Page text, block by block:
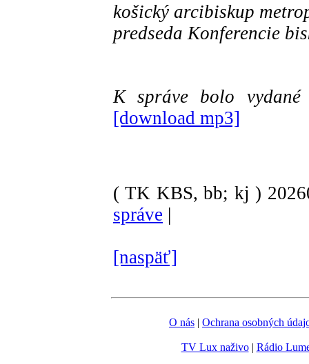
košický arcibiskup
predseda Konferencie
K správe bolo
[download mp3]
( TK KBS, bb; kj )
správe |
[naspäť]
O nás | Ochrana osobných
TV Lux naživo| Rádio